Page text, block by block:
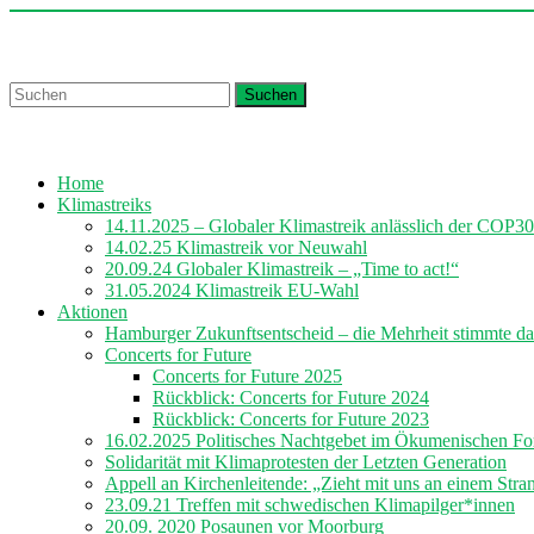
Skip
Suchen
Home
Klimastreiks
14.11.2025 – Globaler Klimastreik anlässlich der COP30
14.02.25 Klimastreik vor Neuwahl
20.09.24 Globaler Klimastreik – „Time to act!“
31.05.2024 Klimastreik EU-Wahl
Aktionen
Hamburger Zukunftsentscheid – die Mehrheit stimmte
Concerts for Future
Concerts for Future 2025
Rückblick: Concerts for Future 2024
Rückblick: Concerts for Future 2023
16.02.2025 Politisches Nachtgebet im Ökumenischen
Solidarität mit Klimaprotesten der Letzten Generation
Appell an Kirchenleitende: „Zieht mit uns an einem
23.09.21 Treffen mit schwedischen Klimapilger*innen
20.09. 2020 Posaunen vor Moorburg